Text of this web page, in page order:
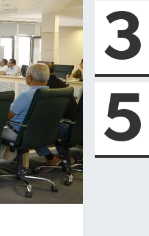
3
5